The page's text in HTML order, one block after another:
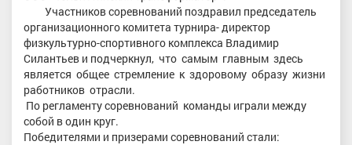
Участников соревнований поздравил председатель
организационного комитета турнира- директор
физкультурно-спортивного комплекса Владимир
Силантьев и подчеркнул, что самым главным здесь
является общее стремление к здоровому образу жизни
работников отрасли.
По регламенту соревнований команды играли между
собой в один круг.
Победителями и призерами соревнований стали: